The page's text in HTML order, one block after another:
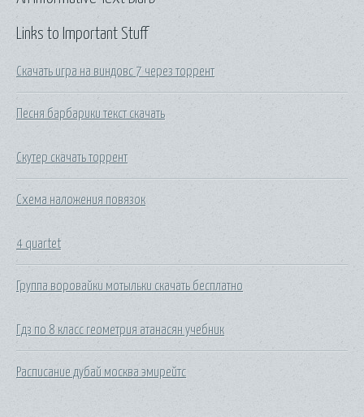
Links to Important Stuff
Скачать игра на виндовс 7 через торрент
Песня барбарики текст скачать
Скутер скачать торрент
Схема наложения повязок
4 quartet
Группа воровайки мотыльки скачать бесплатно
Гдз по 8 класс геометрия атанасян учебник
Расписание дубай москва эмирейтс